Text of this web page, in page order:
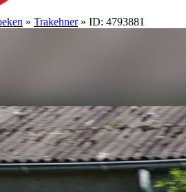
» Trakehner» ID: 4793881